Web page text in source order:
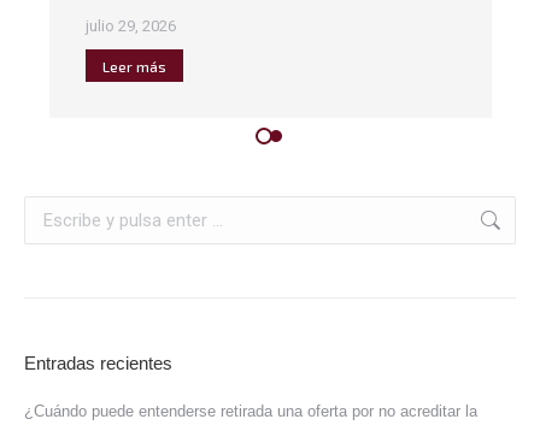
julio 29, 2026
Leer más
Entradas recientes
¿Cuándo puede entenderse retirada una oferta por no acreditar la